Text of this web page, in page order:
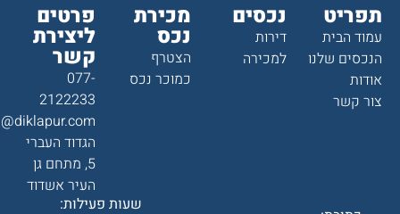
תפריט
עמוד הבית
הנכסים שלנו
אודות
צור קשר
נכסים
דירות
למכירה
מכירת
נכס
הצטרף
כמוכר נכס
פרטים
ליצירת
קשר
077-
2122233
הגדוד העברי
5, מתחם גן
העיר אשדוד
שעות פעילות: